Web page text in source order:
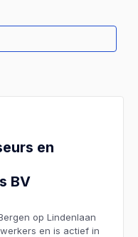
en
BV
op Lindenlaan
en is actief in